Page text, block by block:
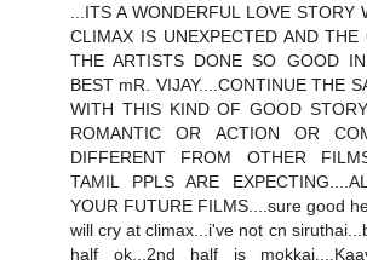
...ITS A WONDERFUL LOVE STORY
CLIMAX IS UNEXPECTED AND
THE ARTISTS DONE SO GOOD
BEST mR. VIJAY....CONTINUE THE
WITH THIS KIND OF GOOD
ROMANTIC OR ACTION OR
DIFFERENT FROM OTHER
TAMIL PPLS ARE
YOUR FUTURE FILMS....sure good
will cry at climax...i've not cn
half ok...2nd half is